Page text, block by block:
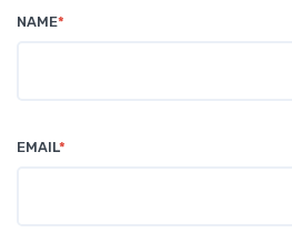
NAME*
EMAIL*